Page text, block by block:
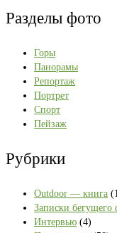
Разделы фото
Горы
Панорамы
Репортаж
Портрет
Спорт
Пейзаж
Рубрики
Outdoor — книга
Записки бегущего
Интервью (4)